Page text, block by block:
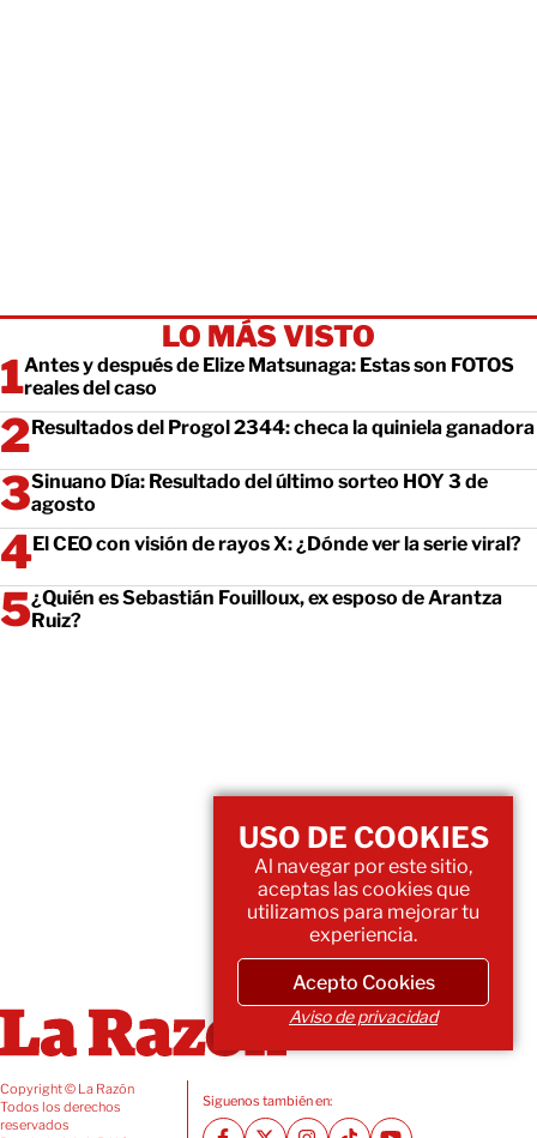
LO MÁS VISTO
Antes y después de Elize Matsunaga: Estas son FOTOS
reales del caso
Resultados del Progol 2344: checa la quiniela ganadora
Sinuano Día: Resultado del último sorteo HOY 3 de
agosto
El CEO con visión de rayos X: ¿Dónde ver la serie viral?
¿Quién es Sebastián Fouilloux, ex esposo de Arantza
Ruiz?
Copyright © La Razón
Todos los derechos
reservados
Siguenos también en:
USO DE COOKIES
Al navegar por este sitio,
aceptas las cookies que
utilizamos para mejorar tu
experiencia.
Acepto Cookies
Aviso de privacidad